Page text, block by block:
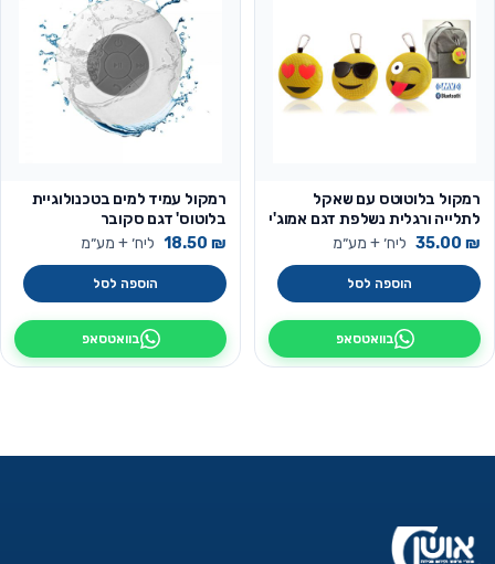
רמקול בלוטוטס עם שאקל
לתלייה ורגלית נשלפת דגם אמוג'י
סאונד35.00 ₪ ליח׳ + מע״מ
הוספה לסל
בוואטסאפ
רמקול עמיד למים בטכנולוגיית
בלוטוס' דגם סקובר
18.50 ₪ ליח׳ + מע״מ
הוספה לסל
בוואטסאפ